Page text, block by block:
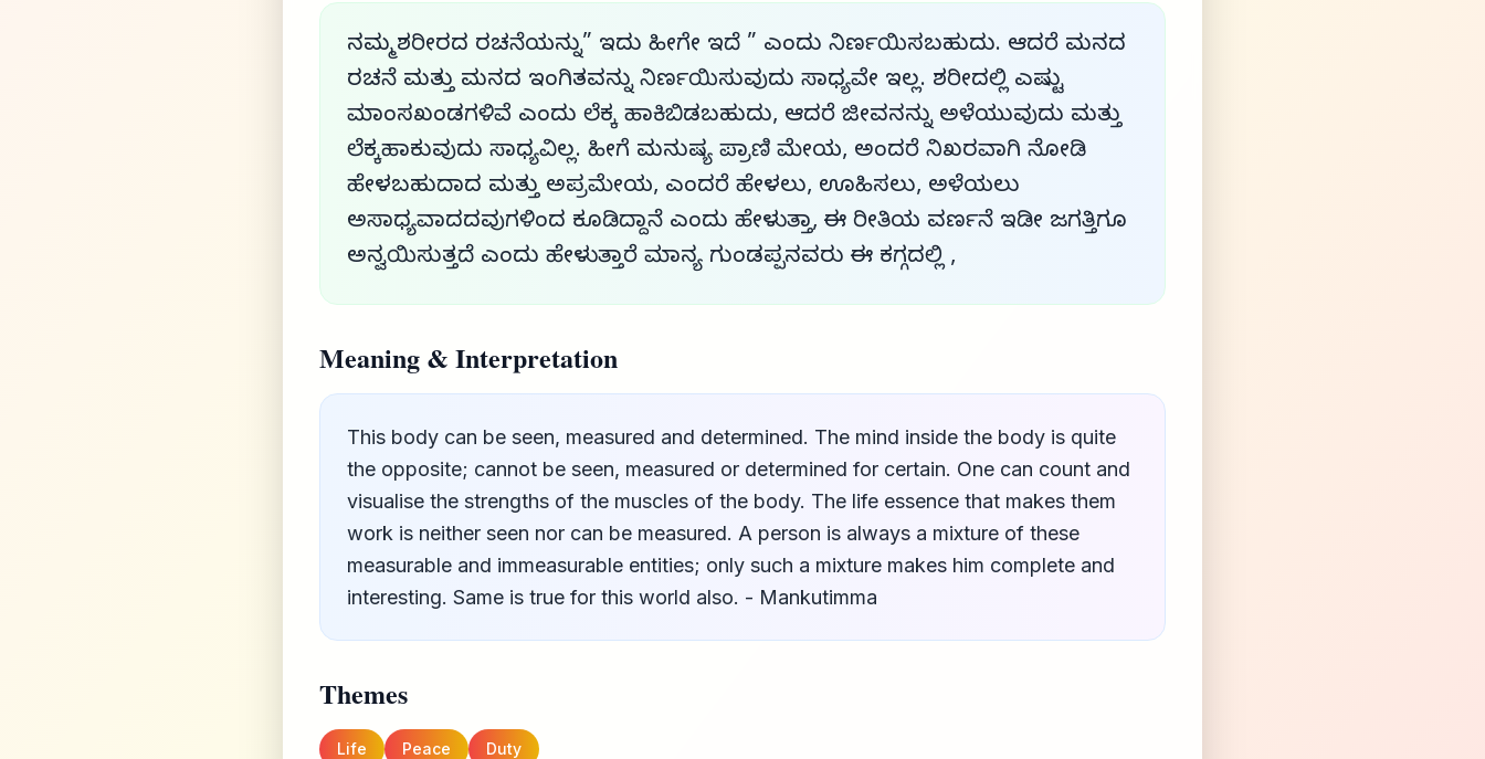
ನಮ್ಮ ಶರೀರದ ರಚನೆಯನ್ನು” ಇದು ಹೀಗೇ ಇದೆ ” ಎಂದು ನಿರ್ಣಯಿಸಬಹುದು. ಆದರೆ ಮನದ
ರಚನೆ ಮತ್ತು ಮನದ ಇಂಗಿತವನ್ನು ನಿರ್ಣಯಿಸುವುದು ಸಾಧ್ಯವೇ ಇಲ್ಲ. ಶರೀದಲ್ಲಿ ಎಷ್ಟು
ಮಾಂಸಖಂಡಗಳಿವೆ ಎಂದು ಲೆಕ್ಕ ಹಾಕಿಬಿಡಬಹುದು, ಆದರೆ ಜೀವನನ್ನು ಅಳೆಯುವುದು ಮತ್ತು
ಲೆಕ್ಕಹಾಕುವುದು ಸಾಧ್ಯವಿಲ್ಲ. ಹೀಗೆ ಮನುಷ್ಯ ಪ್ರಾಣಿ ಮೇಯ, ಅಂದರೆ ನಿಖರವಾಗಿ ನೋಡಿ
ಹೇಳಬಹುದಾದ ಮತ್ತು ಅಪ್ರಮೇಯ, ಎಂದರೆ ಹೇಳಲು, ಊಹಿಸಲು, ಅಳೆಯಲು
ಅಸಾಧ್ಯವಾದದವುಗಳಿಂದ ಕೂಡಿದ್ದಾನೆ ಎಂದು ಹೇಳುತ್ತಾ, ಈ ರೀತಿಯ ವರ್ಣನೆ ಇಡೀ ಜಗತ್ತಿಗೂ
ಅನ್ವಯಿಸುತ್ತದೆ ಎಂದು ಹೇಳುತ್ತಾರೆ ಮಾನ್ಯ ಗುಂಡಪ್ಪನವರು ಈ ಕಗ್ಗದಲ್ಲಿ ,
Meaning & Interpretation
This body can be seen, measured and determined. The mind inside the body is quite
the opposite; cannot be seen, measured or determined for certain. One can count and
visualise the strengths of the muscles of the body. The life essence that makes them
work is neither seen nor can be measured. A person is always a mixture of these
measurable and immeasurable entities; only such a mixture makes him complete and
interesting. Same is true for this world also. - Mankutimma
Themes
Life Peace Duty